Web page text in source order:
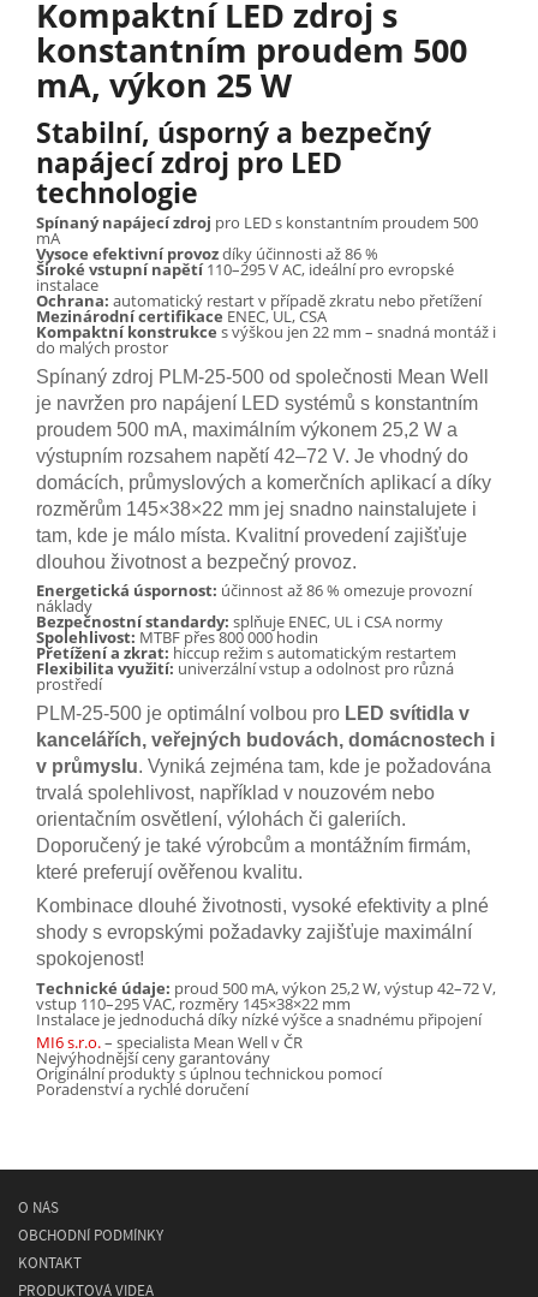
Kompaktní LED zdroj s
konstantním proudem 500
mA, výkon 25 W
Stabilní, úsporný a bezpečný
napájecí zdroj pro LED
technologie
Spínaný napájecí zdroj pro LED s konstantním proudem 500
mA
Vysoce efektivní provozdíky účinnosti až 86 %
Široké vstupní napětí110–295 V AC, ideální pro evropské
instalace
Ochrana: automatický restart v případě zkratu nebo přetížení
Mezinárodní certifikace ENEC, UL, CSA
Kompaktní konstrukce s výškou jen 22 mm – snadná montáž i
do malých prostor
Spínaný zdroj PLM-25-500 od společnosti Mean Well
je navržen pro napájení LED systémů s konstantním
proudem 500 mA, maximálním výkonem 25,2 W a
výstupním rozsahem napětí 42–72 V. Je vhodný do
domácích, průmyslových a komerčních aplikací a díky
rozměrům 145×38×22 mm jej snadno nainstalujete i
tam, kde je málo místa. Kvalitní provedení zajišťuje
dlouhou životnost a bezpečný provoz.
Energetická úspornost: účinnost až 86 % omezuje provozní
náklady
Bezpečnostní standardy: splňuje ENEC, UL i CSA normy
Spolehlivost: MTBF přes 800 000 hodin
Přetížení a zkrat: hiccup režim s automatickým restartem
Flexibilita využití: univerzální vstup a odolnost pro různá
prostředí
PLM-25-500 je optimální volbou pro LED svítidla v
kancelářích, veřejných budovách, domácnostech i
v průmyslu. Vyniká zejména tam, kde je požadována
trvalá spolehlivost, například v nouzovém nebo
orientačním osvětlení, výlohách či galeriích.
Doporučený je také výrobcům a montážním firmám,
které preferují ověřenou kvalitu.
Kombinace dlouhé životnosti, vysoké efektivity a plné
shody s evropskými požadavky zajišťuje maximální
spokojenost!
Technické údaje: proud 500 mA, výkon 25,2 W, výstup 42–72 V,
vstup 110–295 VAC, rozměry 145×38×22 mm
Instalace je jednoduchá díky nízké výšce a snadnému připojení
MI6 s.r.o.– specialista Mean Well v ČR
Nejvýhodnější ceny garantovány
Originální produkty s úplnou technickou pomocí
Poradenství a rychlé doručení
O NÁS
OBCHODNÍ PODMÍNKY
KONTAKT
PRODUKTOVÁ VIDEA